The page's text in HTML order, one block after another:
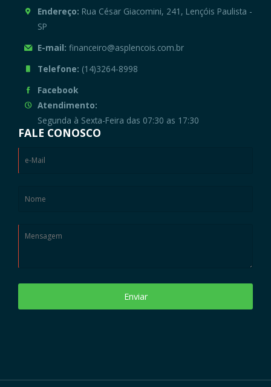
Endereço: Rua César Giacomini, 241, Lençóis Paulista -
SP
E-mail: financeiro@asplencois.com.br
Telefone: (14)3264-8998
Facebook
Atendimento:
Segunda à Sexta-Feira das 07:30 as 17:30
FALE CONOSCO
Enviar